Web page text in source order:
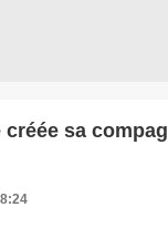
créée sa